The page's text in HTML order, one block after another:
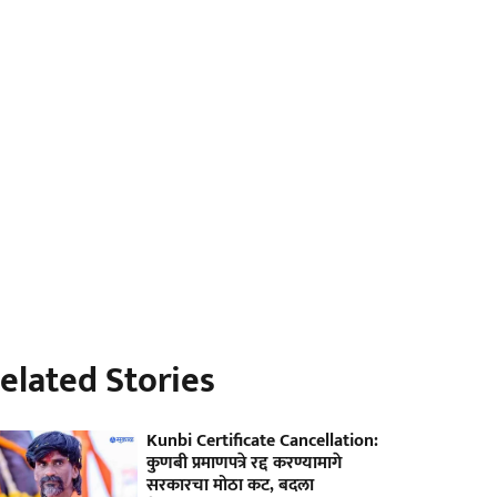
Stories
Kunbi Certificate Cancellation:
कुणबी प्रमाणपत्रे रद्द करण्यामागे
सरकारचा मोठा कट, बदला